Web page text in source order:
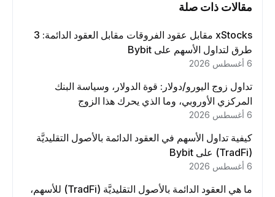
مقالات ذات صلة
xStocks مقابل عقود الفروقات مقابل العقود الدائمة: 3
طرق لتداول الأسهم على Bybit
تداول زوج اليورو/دولار: قوة الدولار، وسياسة البنك
المركزي الأوروبي، وما الذي يحرك هذا الزوج
كيفية تداول الأسهم في العقود الدائمة بالأصول التقليديَّة
ما هي العقود الدائمة بالأصول التقليديَّة (TradFi) للأسهم،